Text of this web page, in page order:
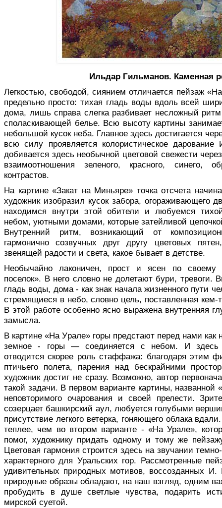
Ильдар Гильманов. Каменная
Легкостью, свободой, сиянием отли­чается пейзаж
предельно просто: тихая гладь воды вдоль всей
дома, лишь справа слегка разбивает несложный
споласкивающей белье. Всю высоту картины
небольшой кусок неба. Главное здесь достигается
всю силу проявляется колористическое
добивается здесь необычной цветовой свежести
взаимоотношения зеленого, красного, синего,
контрастов.
На картине «Закат на Миньяре» точка отсчета
художник изобразил кусок забора, огораживающего
находимся внутри этой обители и любуемся
небом, уютными домами, которые затейливой
Внутренний ритм, возникаю­щий от
гармонично созвучных друг другу цветовых
звенящей радости и света, какое бывает в детстве.
Необычайно лаконичен, прост и ясен по своему
поселок». В него словно не долетают бури, тревоги.
гладь воды, дома - как знак начала жиз­ненного пути
стремящиеся в небо, словно цель, поставленная
В этой работе особенно ясно вы­ражена внутренняя
замысла.
В картине «На Урале» горы предста­ют перед нами как
земное - горы — соединяется с небом. И здесь
отводится скорее роль стаффажа: благодаря этим
птичьего полета, парения над бескрайними
художник достиг не сразу. Возможно, автор
такой задачи. В первом варианте картины, названной
неповторимого очарования и своей прелести.
созерцает баш­кирский аул, любуется голубыми
при­сутствие легкого ветерка, гоняющего об­лака
теплее, чем во втором варианте - «На Урале»,
помог, художнику придать одному и тому же
Цветовая гармония строится здесь на звучании
характерного для Уральских гор. Рассмотренные
удивительных природных мотивов, воссозданных
природные образы об­ладают, на наш взгляд, одним
пробудить в душе светлые чувства, подарить
мирской суетой.